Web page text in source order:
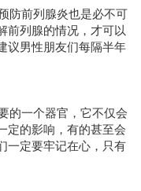
防前列腺炎也是必不可
前列腺的情况，才可以
议男性朋友们每隔半年
的一个器官，它不仅会
定的影响，有的甚至会
一定要牢记在心，只有